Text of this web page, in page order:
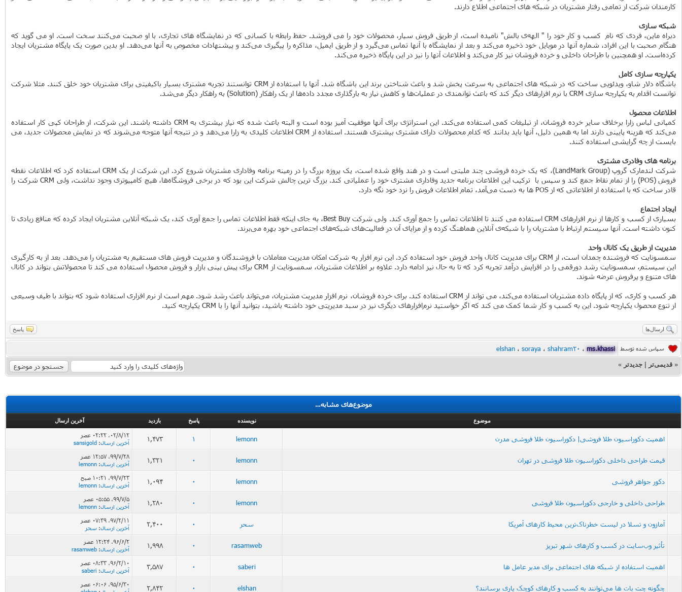
کارمندان شرکت از تمامی رفتار مشتریان در شبکه های اجتماعی اطلاع دارند.
شبکه سازی
دبراه ماین، فردی که نام کسب و کار خود را " الهه‌ی بالش" نامیده است، از طریق فروش سیار، محصولات خود را می فروشد. حفظ رابطه با کسانی که در نمایشگاه های تجاری، با او صحبت می‌کنند سخت است. او می گوید که
هنگام صحبت با این افراد، شماره آنها در موبایل خود ذخیره می‌کند و بعد از نمایشگاه با آنها تماس می‌گیرد و از طریق ایمیل، مذاکره را پیگیری می‌کند و پیشنهادات مخصوص به آنها می‌دهد. او بدین صورت یک پایگاه مشتریان ایجاد
کرده‌است. او همچنین با طراحان داخلی و خرده فروشان نیز کار می‌کند و اطلاعات آنها را نیز در این پایگاه ذخیره می‌کند.
یکپارچه سازی کامل
باشگاه دلار شاو، ویدئویی ساخت که در شبکه های اجتماعی به سرعت پخش شد و باعث شناختن برند این باشگاه شد. آنها با استفاده از CRM توانستند تجربه مشتری بسیار باکیفیتی برای مشتریان خود خلق کنند. مثلا شرکت
توانست اقدام به یکپارچه سازی CRM با نر‌م افزارهای دیگر کند که باعث توانمندی در عملیات‌ها و کاهش نیاز به بارگذاری مجدد داده‌ها از یک راهکار (Solution) به راهکار دیگر می‌شد.
اطلاعات محصول
کمپانی لباس زارا برخلاف سایر خرده فروشان، از تبلیغات کمی استفاده می‌کند. این استراتژی برای آنها موفقیت آمیز بوده است و البته باعث شده که نیاز بیشتری به CRM داشته باشند. این شرکت، از طراحان کپی کار استفاده
می‌کند که هزینه پایینی دارند اما به همین دلیل، آنها باید بدانند که کدام محصولات دارای مشتری بیشتری هستند. استفاده از CRM اطلاعات کلیدی به زارا می‌دهد و در نتیجه آنها متوجه می‌شوند که در نمایش محصولات جدید، می
بایست از چه گرایشی استفاده کنند.
برنامه های وفادری مشتری
شرکت لندمارک گروپ (LandMark Group)، که یک خرده فروشی چند ملیتی است و در هند واقع شده است، یک پروژه بزرگ را در زمینه برنامه وفاداری مشتریان شروع کرد. این شرکت از یک CRM استفاده کرد که اطلاعات نقطه
فروش (POS) را از تمام نقاط جمع کند و سپس با ترکیب این اطلاعات برنامه جدید وفاداری مشتری خود را عملیاتی کند. بزرگ ترین چالش شرکت این بود که در برخی فروشگاه‌ها، هیچ کامپیوتری وجود نداشت، ولی CRM شرکت را
قادر ساخت که با استفاده از اطلاعاتی که از POS ها به دست می‌آمد، تمام اطلاعات فروش را نزد خود نگه دارد.
ایجاد اجتماع
بسیاری از کسب و کارها از نرم افزارهای CRM استفاده می کنند تا اطلاعات تماس را جمع آوری کند. ولی شرکت Best Buy، به جای اینکه فقط اطلاعات تماس را جمع آوری کند، یک شبکه آنلاین مشتریان ایجاد کرده که منافع زیادی تا
کنون داشته است. آنها سیستم ارتباط با مشتریان را با شبکه‌‌ی آنلاین هماهنگ کرده و از مزایای آن در فعالیت‌های شبکه‌های اجتماعی خود بهره می‌برند.
مدیریت از طریق یک کانال واحد
سمسونایت که فروشنده چمدان است، از CRM برای مدیریت کانال واحد فروش خود استفاده کرد. این نرم افزار به شرکت امکان مدیریت معاملات با فروشندگان و مدیریت فروش های مستقیم به مشتریان را می‌دهد. بعد از به کارگیری
این سیستم، سمسونایت رشد دورقمی را در افزایش درآمد تجربه کرد که تا به حال نیز ادامه دارد. علاوه بر اطلاعات مشتریان، سمسونایت از CRM برای پیش بینی بازار و فروش محصول استفاده می کند تا محصولاتش بتواند در کانال
های متنوع و پرفروش عرضه شوند.
هر کسب و کاری، که از پایگاه داده مشتریان استفاده می‌کند، می تواند از CRM استفاده کند. برای خرده فروشان، نرم افزار مدیریت مشتریان، می‌تواند باعث رشد شود. مهم است از نرم افزاری استفاده شود که بتواند با طیف وسیعی
از تنوع محصول یکپارچه شود. این به کسب و کار شما کمک می کند که اگر خواستید نرم‌افزارهای دیگری نیز در سبد مدیریتی خود داشته باشید، بتوانید آنها را با CRM یکپارچه کنید.
ارسال‌ها پاسخ
سپاس شده توسط ms.khassi، shahram20 ، soraya ، elshan
« قدیمی‌تر جدیدتر »
موضوع‌های مشابه…
موضوع نویسنده پاسخ بازدید آخرین ارسال
اهمیت دکوراسیون طلا فروشی| دکوراسیون طلا فروشی مدرن lemonn
1
1,473
۰۲/۸/۱۲، ۰۲:۲۲ عصر
آخرین ارسال:
sansigold
قیمت طراحی داخلی دکوراسیون طلا فروشی در تهران lemonn
0
1,321
۹۹/۷/۲۸، ۱۲:۵۷ عصر
آخرین ارسال:
lemonn
دکور جواهر فروشی lemonn
0
1,094
۹۹/۷/۲۳، ۱۰:۲۱ صبح
آخرین ارسال:
lemonn
طراحی داخلی و خارجی دکوراسیون طلا فروشی lemonn
0
1,280
۹۹/۷/۵، ۰۵:۵۵ عصر
آخرین ارسال:
lemonn
آمازون و تسلا در لیست خطرناک‌ترین محیط کارهای آمریکا سحر 0
2,400
۹۷/۲/۱۱، ۰۷:۳۹ عصر
آخرین ارسال: سحر
تأثیر وب‌سایت در کسب‌ و کارهای شهر تبریز rasamweb
0
1,998
۹۶/۶/۲، ۱۲:۲۴ عصر
آخرین ارسال:
rasamweb
اهمیت استفاده‌ از شبکه های اجتماعی برای مدیر عامل ها saberi
0
3,587
۹۶/۲/۱۰، ۰۸:۳۳ عصر
آخرین ارسال:
saberi
چگونه چت بات ها می‌توانند به کسب و کارهای کوچک یاری برسانند؟ elshan
0
2,842
۹۵/۶/۳۰، ۰۶:۰۶ عصر